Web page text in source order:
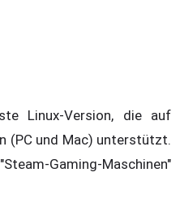
Linux-Version, die auf
(PC und Mac) unterstützt.
Gaming-Maschinen"